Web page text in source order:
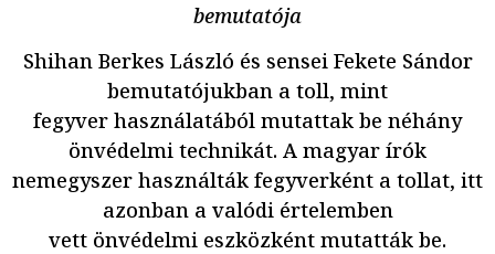
bemutatója
Shihan Berkes László és sensei Fekete Sándor
bemutatójukban a toll, mint
fegyver használatából mutattak be néhány
önvédelmi technikát. A magyar írók
nemegyszer használták fegyverként a tollat, itt
azonban a valódi értelemben
vett önvédelmi eszközként mutatták be.